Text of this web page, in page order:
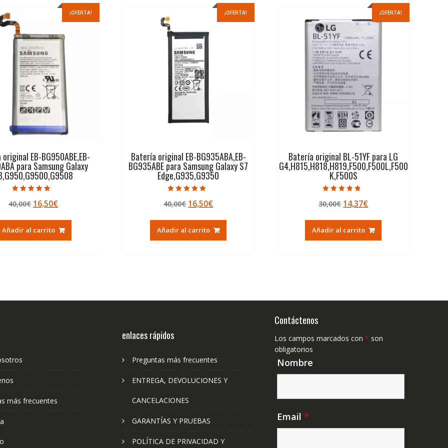
¡OFERTA!
EB-BG950ABE,EB-
para Samsung Galaxy
5.00
de 5
40,00€ El
original
era:
16,50€El
actual
es:
Añadir al carrito
¡OFERTA!
Batería original EB-BG935ABA,EB-
BG935ABE para Samsung Galaxy S7
Edge,G935,G9350
5.00
de 5
40,00€ El
original
era:
16,50€El
actual
es:
Añadir al carrito
¡OFERTA!
Batería original BL-51YF para LG
G4,H815,H818,H819,F500,F500L,F500
K,F500S
4.50
de 5
30,00€ El
original
era:
14,37€El
actual
es:
Añadir al carrito
más frecuentes
enlaces rápidos
Preguntas más frecuentes
ENTREGA, DEVOLUCIONES Y
CANCELACIONES
GARANTÍAS Y PRUEBAS
POLÍTICA DE PRIVACIDAD Y
Contáctenos
Los campos marcados con * son
obligatorios
Nombre
Email *